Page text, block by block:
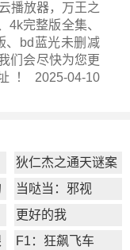
播放器，万王之
4k完整版全集、
、bd蓝光未删减
们会尽快为您更
！ 2025-04-10
狄仁杰之通天谜案
当哒当：邪视
更好的我
F1：狂飙飞车